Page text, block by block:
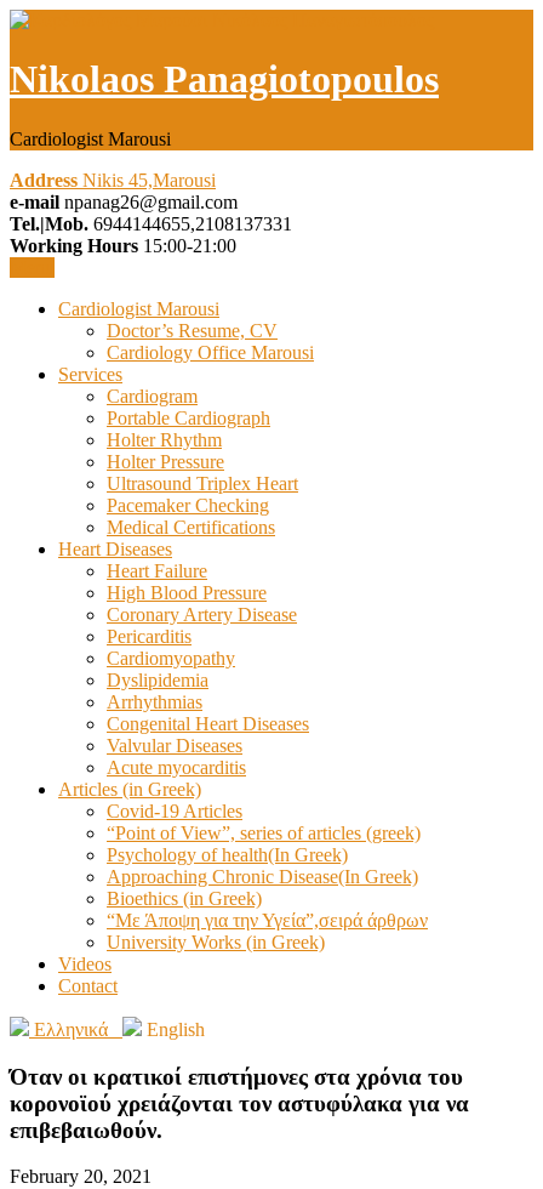
Nikolaos Panagiotopoulos
Cardiologist Marousi
Address Nikis 45,Marousi
e-mail npanag26@gmail.com
Tel.|Mob. 6944144655,2108137331
Working Hours 15:00-21:00
Cardiologist Marousi
Doctor’s Resume, CV
Cardiology Office Marousi
Services
Cardiogram
Portable Cardiograph
Holter Rhythm
Holter Pressure
Ultrasound Triplex Heart
Pacemaker Checking
Medical Certifications
Heart Diseases
Heart Failure
High Blood Pressure
Coronary Artery Disease
Pericarditis
Cardiomyopathy
Dyslipidemia
Arrhythmias
Congenital Heart Diseases
Valvular Diseases
Acute myocarditis
Articles (in Greek)
Covid-19 Articles
“Point of View”, series of articles (greek)
Psychology of health(In Greek)
Approaching Chronic Disease(In Greek)
Bioethics (in Greek)
“Με Άποψη για την Υγεία”,σειρά άρθρων
University Works (in Greek)
Videos
Contact
Ελληνικά English
Όταν οι κρατικοί επιστήμονες στα χρόνια του
κορονοϊού χρειάζονται τον αστυφύλακα για να
επιβεβαιωθούν.
February 20, 2021